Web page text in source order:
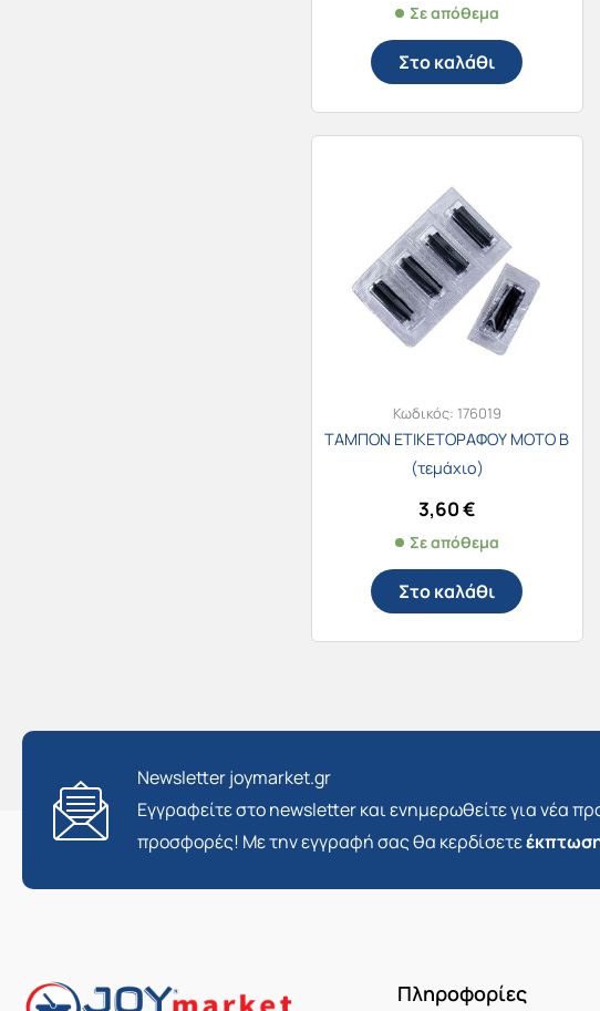
Σε απόθεμα
Στο καλάθι
Κωδικός: 176019
ΤΑΜΠΟΝ ΕΤΙΚΕΤΟΡΑΦΟΥ MOTO B
(τεμάχιο)
3,60€
Σε απόθεμα
Στο καλάθι
Newsletter joymarket.gr
Εγγραφείτε στο newsletter και ενημερωθείτε για νέα
προσφορές! Με την εγγραφή σας θα κερδίσετε
Πληροφορίες